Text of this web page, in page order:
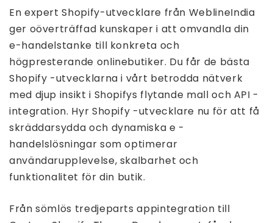
En expert Shopify-utvecklare från WeblineIndia
ger oöverträffad kunskaper i att omvandla din
e-handelstanke till konkreta och
högpresterande onlinebutiker. Du får de bästa
Shopify -utvecklarna i vårt betrodda nätverk
med djup insikt i Shopifys flytande mall och API -
integration. Hyr Shopify -utvecklare nu för att få
skräddarsydda och dynamiska e -
handelslösningar som optimerar
användarupplevelse, skalbarhet och
funktionalitet för din butik.
Från sömlös tredjeparts appintegration till